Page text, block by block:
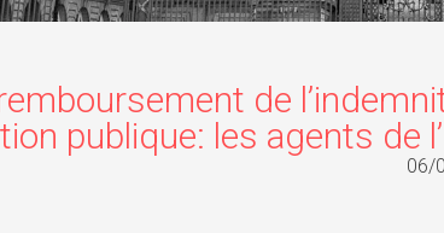
de
publique: les agents de
06/